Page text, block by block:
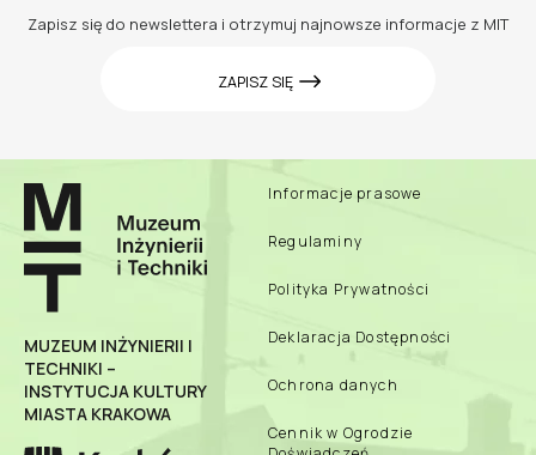
Zapisz się do newslettera i otrzymuj najnowsze informacje z MIT
ZAPISZ SIĘ
MUZEUM INŻYNIERII I
TECHNIKI –
INSTYTUCJA KULTURY
MIASTA KRAKOWA
Informacje prasowe
Regulaminy
Polityka Prywatności
Deklaracja Dostępności
Ochrona danych
Cennik w Ogrodzie